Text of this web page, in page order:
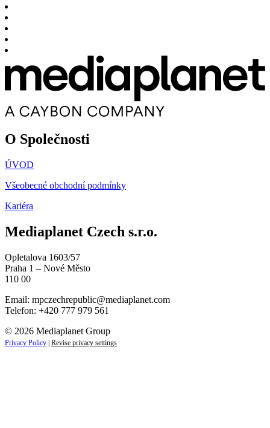
O Společnosti
ÚVOD
Všeobecné obchodní podmínky
Kariéra
Mediaplanet Czech s.r.o.
Opletalova 1603/57
Praha 1 – Nové Město
110 00
Email: mpczechrepublic@mediaplanet.com
Telefon: +420 777 979 561
© 2026 Mediaplanet Group
Privacy Policy | Revise privacy settings